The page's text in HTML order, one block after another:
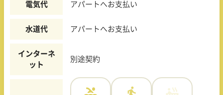
電気代 アパートへお支払い
水道代 アパートへお支払い
インターネ
ット
別途契約